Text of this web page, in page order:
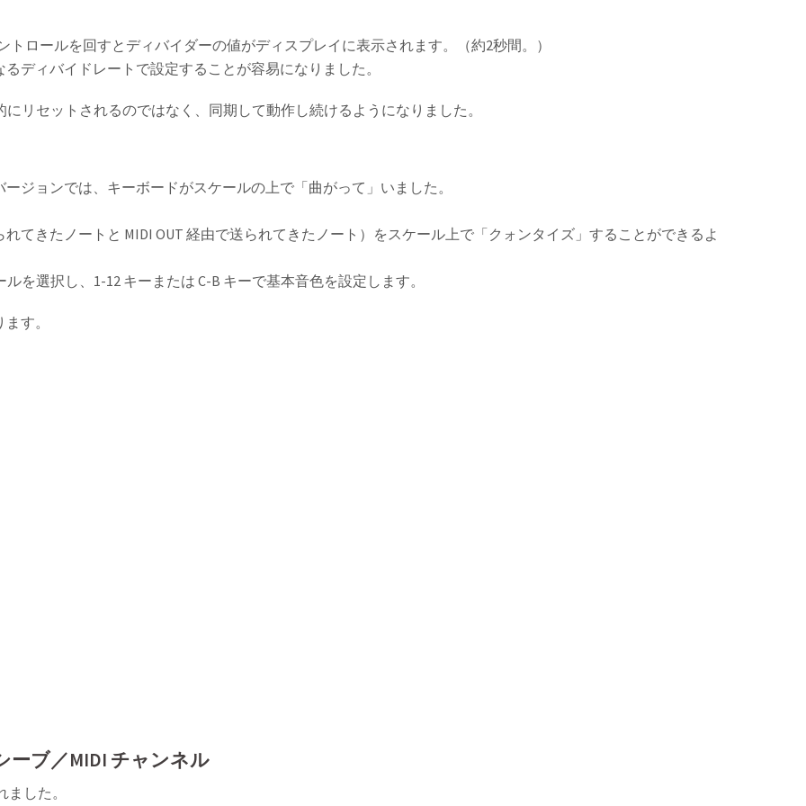
トロールを回すとディバイダーの値がディスプレイに表示されます。（約2秒間。）
ディバイドレートで設定することが容易になりました。
リセットされるのではなく、同期して動作し続けるようになりました。
ジョンでは、キーボードがスケールの上で「曲がって」いました。
てきたノートと MIDI OUT 経由で送られてきたノート）をスケール上で「クォンタイズ」することができるよ
を選択し、1-12 キーまたは C-B キーで基本音色を設定します。
す。
ーブ／MIDI チャンネル
した。